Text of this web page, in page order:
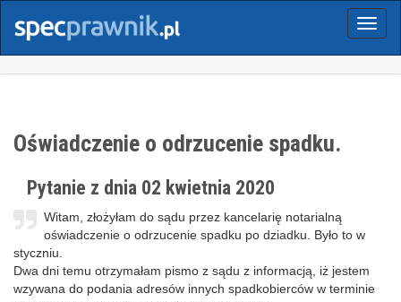
Menu
Oświadczenie o odrzucenie spadku.
Pytanie z dnia 02 kwietnia 2020
Witam, złożyłam do sądu przez kancelarię notarialną
oświadczenie o odrzucenie spadku po dziadku. Było to w
styczniu.
Dwa dni temu otrzymałam pismo z sądu z informacją, iż jestem
wzywana do podania adresów innych spadkobierców w terminie